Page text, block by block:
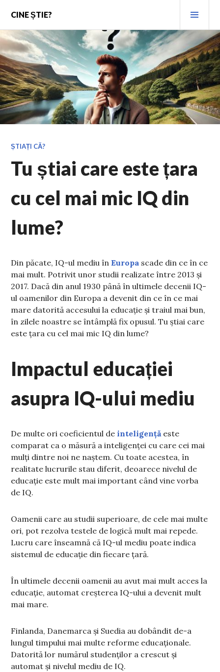
content
CINE ȘTIE?
ȘTIAȚI CĂ?
Tu știai care este țara
cu cel mai mic IQ din
lume?
Din păcate, IQ-ul mediu înEuropa scade din ce în ce
mai mult. Potrivit unor studii realizate între 2013 și
2017. Dacă din anul 1930 până în ultimele decenii IQ-
ul oamenilor din Europa a devenit din ce în ce mai
mare datorită accesului la educație și traiul mai bun,
în zilele noastre se întâmplă fix opusul. Tu știai care
este țara cu cel mai mic IQ din lume?
Impactul educației
asupra IQ-ului mediu
De multe ori coeficientul de inteligențăeste
comparat ca o măsură a inteligenței cu care cei mai
mulți dintre noi ne naștem. Cu toate acestea, în
realitate lucrurile stau diferit, deoarece nivelul de
educație este mult mai important când vine vorba
de IQ.
Oamenii care au studii superioare, de cele mai multe
ori, pot rezolva testele de logică mult mai repede.
Lucru care înseamnă că IQ-ul mediu poate indica
sistemul de educație din fiecare țară.
În ultimele decenii oamenii au avut mai mult acces la
educație, automat creșterea IQ-ului a devenit mult
mai mare.
Finlanda, Danemarca și Suedia au dobândit de-a
lungul timpului mai multe reforme educaționale.
Datorită lor numărul studenților a crescut și
automat și nivelul mediu de IQ.